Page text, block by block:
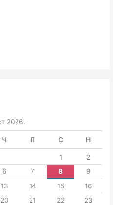
2026.
Ч П С Н
1
2
6 7 8
9
13 14 15
16
20 21 22
23